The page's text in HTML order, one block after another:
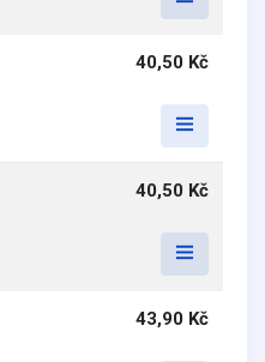
40,50 Kč
40,50 Kč
43,90 Kč